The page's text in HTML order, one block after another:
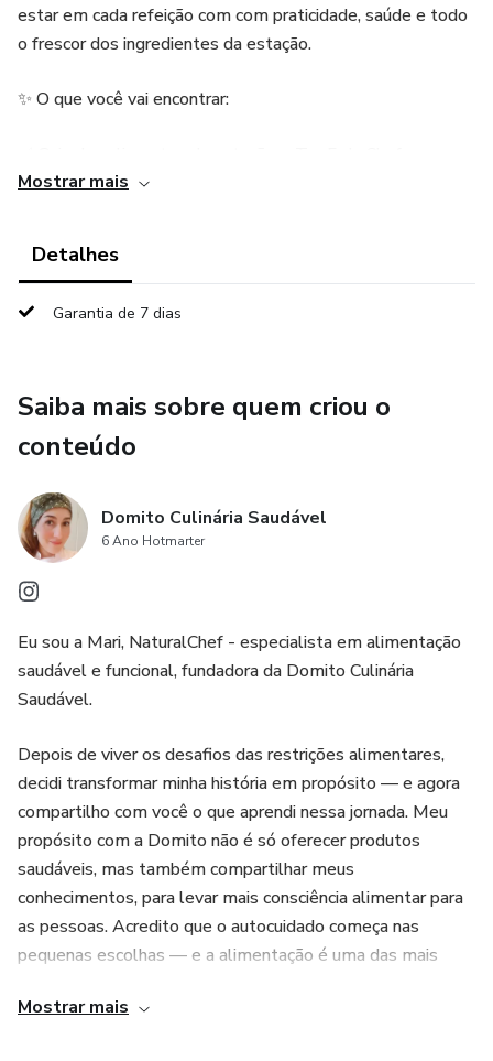
estar em cada refeição com com praticidade, saúde e todo
o frescor dos ingredientes da estação.
✨ O que você vai encontrar:
estação
sabor
✅ Inspiração para comer de forma mais consciente e
prazerosa
✅ Bônus exclusivo
A cada prato, um convite para florescer de dentro para fora.
Transforme sua alimentação em um ritual de leveza,
energia e autocuidado.
👉 Garanta já o seu e-book Primavera Saudável e comece
hoje mesmo a viver a estação mais leve do ano no seu
prato.
Mostrar mais
Detalhes
Garantia de 7 dias
Saiba mais sobre quem criou o
conteúdo
Domito Culinária Saudável
6 Ano Hotmarter
Eu sou a Mari, NaturalChef - especialista em alimentação
saudável e funcional, fundadora da Domito Culinária
Saudável.
Depois de viver os desafios das restrições alimentares,
decidi transformar minha história em propósito — e agora
compartilho com você o que aprendi nessa jornada. Meu
propósito com a Domito não é só oferecer produtos
saudáveis, mas também compartilhar meus
conhecimentos, para levar mais consciência alimentar para
as pessoas. Acredito que o autocuidado começa nas
pequenas escolhas — e a alimentação é uma das mais
Mostrar mais